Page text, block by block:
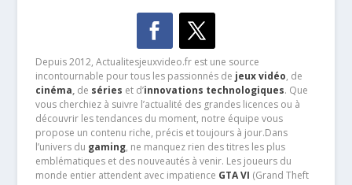
Depuis 2012, Actualitesjeuxvideo.fr est une source
incontournable pour tous les passionnés de jeux vidéo, de
cinéma,de séries et d’innovations technologiques. Que
vous cherchiez à suivre l’actualité des grandes licences ou à
découvrir les tendances du moment, notre équipe vous
propose un contenu riche, précis et toujours à jour.Dans
l’univers du gaming, ne manquez rien des titres les plus
emblématiques et des nouveautés à venir. Les joueurs du
monde entier attendent avec impatience GTA VI (Grand Theft